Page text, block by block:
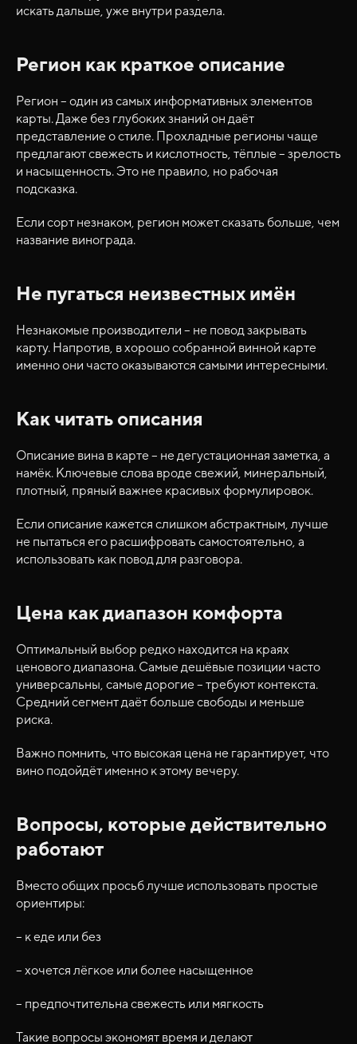
искать дальше, уже внутри раздела.
Регион как краткое описание
Регион – один из самых информативных элементов
карты. Даже без глубоких знаний он даёт
представление о стиле. Прохладные регионы чаще
предлагают свежесть и кислотность, тёплые – зрелость
и насыщенность. Это не правило, но рабочая
подсказка.
Если сорт незнаком, регион может сказать больше, чем
название винограда.
Не пугаться неизвестных имён
Незнакомые производители – не повод закрывать
карту. Напротив, в хорошо собранной винной карте
именно они часто оказываются самыми интересными.
Как читать описания
Описание вина в карте – не дегустационная заметка, а
намёк. Ключевые слова вроде свежий, минеральный,
плотный, пряный важнее красивых формулировок.
Если описание кажется слишком абстрактным, лучше
не пытаться его расшифровать самостоятельно, а
использовать как повод для разговора.
Цена как диапазон комфорта
Оптимальный выбор редко находится на краях
ценового диапазона. Самые дешёвые позиции часто
универсальны, самые дорогие – требуют контекста.
Средний сегмент даёт больше свободы и меньше
риска.
Важно помнить, что высокая цена не гарантирует, что
вино подойдёт именно к этому вечеру.
Вопросы, которые действительно
работают
Вместо общих просьб лучше использовать простые
ориентиры:
– к еде или без
– хочется лёгкое или более насыщенное
– предпочтительна свежесть или мягкость
Такие вопросы экономят время и делают
Контакты
Мероприятия
+998 90 399 60 00
Instagram